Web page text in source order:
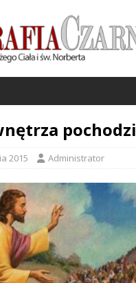
pochodzi
2015 Administrator